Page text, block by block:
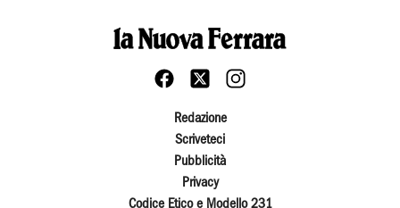
Redazione
Scriveteci
Pubblicità
Privacy
Codice Etico e Modello 231